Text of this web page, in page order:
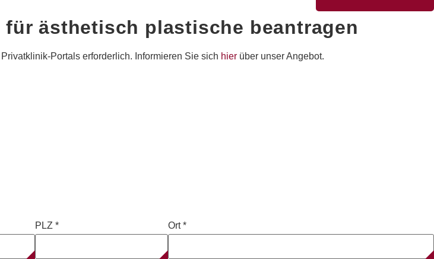
für ästhetisch plastische beantragen
Portals erforderlich. Informieren Sie sich hier über unser Angebot.
PLZ * Ort*